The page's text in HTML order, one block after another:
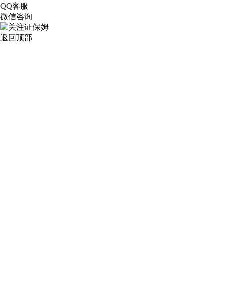
QQ客服
微信咨询
返回顶部